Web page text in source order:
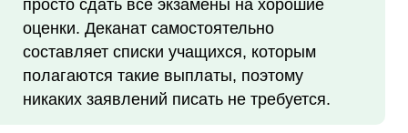
просто сдать все экзамены на хорошие
оценки. Деканат самостоятельно
составляет списки учащихся, которым
полагаются такие выплаты, поэтому
никаких заявлений писать не требуется.